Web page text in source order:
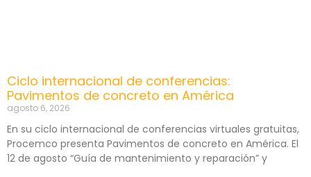
Ciclo internacional de conferencias:
Pavimentos de concreto en América
agosto 6, 2026
En su ciclo internacional de conferencias virtuales gratuitas,
Procemco presenta Pavimentos de concreto en América. El
12 de agosto “Guía de mantenimiento y reparación” y